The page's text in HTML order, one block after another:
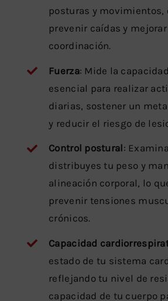
posturas y movimientos,
prevenir caídas y mejorar
coordinación.
Fuerza: Mide la
esencial para realizar
diarias, sostener un
y reducir el riesgo de
Control postural:
distribuyes tu peso y
alineación corporal, lo
prevenir tensiones
crónicos.
Capacidad
estado de tu sistema
reflejando tu nivel de
capacidad de tu cuerpo